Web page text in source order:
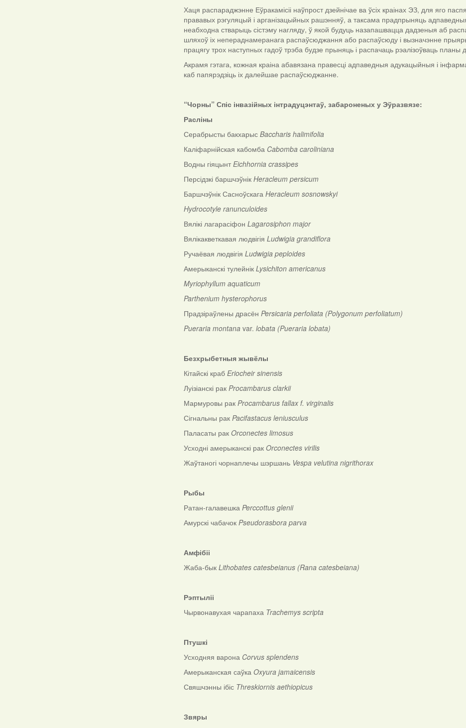
Хаця распараджэнне Еўракамісіі наўпрост дзейнічае ва ўсіх краінах ЭЗ, для яго
прававых рэгуляцый і арганізацыйных рашэнняў, а таксама прадпрыняць
неабходна стварыць сістэму нагляду, ў якой будуць назапашвацца дадзеныя аб
шляхоў іх непераднамеранага распаўсюджання або распаўсюду і вызначэнне
працягу трох наступных гадоў трэба будзе прыняць і распачаць рэалізоўваць планы
Акрамя гэтага, кожная краіна абавязана правесці адпаведныя адукацыйныя і
каб папярэдзіць іх далейшае распаўсюджанне.
“Чорны” Спіс інвазійных інтрадуцэнтаў, забароненых у Эўразвязе:
Расліны
Серабрысты бакхарысBaccharis halimifolia
Каліфарнійская кабомба Cabomba caroliniana
Водны гіяцынт Eichhornia crassipes
Персідзкі баршчэўнікHeracleum persicum
Баршчэўнік СасноўскагаHeracleum sosnowskyi
Hydrocotyle ranunculoides
Вялікі лагарасіфонLagarosiphon major
Вялікакветкавая людвігіяLudwigia grandiflora
Ручаёвая людвігіяLudwigia peploides
Амерыканскі тулейнікLysichiton americanus
Myriophyllum aquaticum
Parthenium hysterophorus
Прадзіраўлены драсён Persicaria perfoliata (Polygonum perfoliatum)
Pueraria montana var.lobata (Pueraria lobata)
Безхрыбетныя жывёлы
Кітайскі краб Eriocheir sinensis
Луізіанскі рак Procambarus clarkii
Мармуровы рак Procambarus fallax f. virginalis
Сігнальны рак Pacifastacus leniusculus
Паласаты ракOrconectes limosus
Усходні амерыканскі ракOrconectes virilis
Жаўтаногі чорнаплечы шэршань Vespa velutina nigrithorax
Рыбы
Ратан-галавешка Perccottus glenii
Амурскі чабачок Pseudorasbora parva
Амфібіі
Жаба-быкLithobates catesbeianus (Rana catesbeiana)
Рэптыліі
Чырвонавухая чарапаха Trachemys scripta
Птушкі
Усходняя варона Corvus splendens
Амерыканская саўкаOxyura jamaicensis
Свяшчэнны ібіс Threskiornis aethiopicus
Звяры